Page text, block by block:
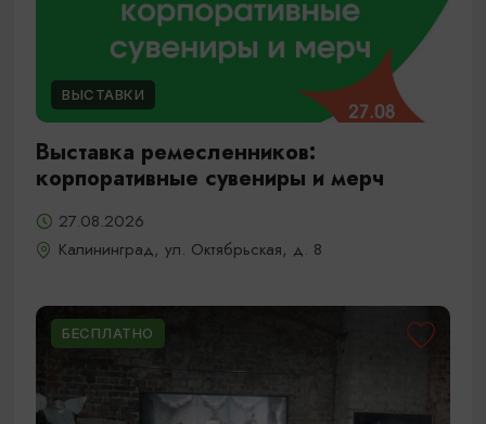
ВЫСТАВКИ
Выставка ремесленников:
корпоративные сувениры и мерч
27.08.2026
Калининград, ул. Октябрьская, д. 8
БЕСПЛАТНО